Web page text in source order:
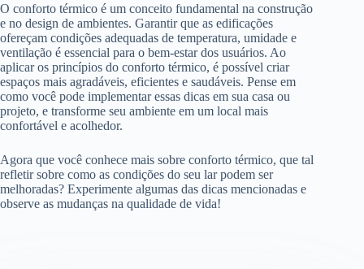
O conforto térmico é um conceito fundamental na construção
e no design de ambientes. Garantir que as edificações
ofereçam condições adequadas de temperatura, umidade e
ventilação é essencial para o bem-estar dos usuários. Ao
aplicar os princípios do conforto térmico, é possível criar
espaços mais agradáveis, eficientes e saudáveis. Pense em
como você pode implementar essas dicas em sua casa ou
projeto, e transforme seu ambiente em um local mais
confortável e acolhedor.
Agora que você conhece mais sobre conforto térmico, que tal
refletir sobre como as condições do seu lar podem ser
melhoradas? Experimente algumas das dicas mencionadas e
observe as mudanças na qualidade de vida!